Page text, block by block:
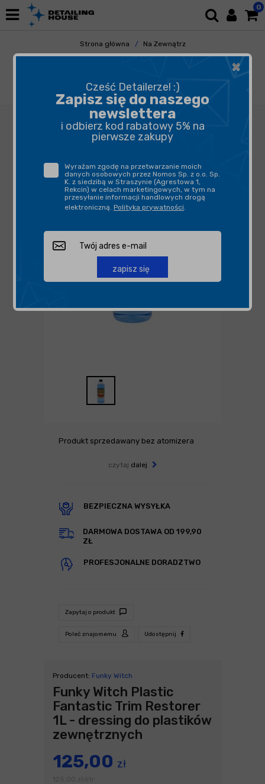
0
Strona główna
Na Zewnątrz
Elementy Gumowe i Plastikowe
Funky Witch Plastic Fantastic Trim Restorer
1L - dressing do plastików zewnętrznych
Produkt sprzedawany bez atomizera
czytaj dalej
BEZPIECZNA WYSYŁKA
DARMOWA DOSTAWA OD 199,90
ZŁ
PROFESJONALNE DORADZTWO
Zapytaj o produkt
Poleć znajomemu Udostępnij
Producent: Funky Witch
Funky Witch Plastic
Fantastic Trim Restorer
1L - dressing do plastików
zewnętrznych
125,00 zł
×
Cześć Detailerze! :)
Zapisz się do naszego
newslettera
i odbierz kod rabatowy 5% na
pierwsze zakupy
Wyrażam zgodę na przetwarzanie moich
danych osobowych przez Nomos Sp. z o.o. Sp.
K. z siedzibą w Straszynie (Agrestowa 1,
Rekcin) w celach marketingowych, w tym na
przesyłanie informacji handlowych drogą
elektroniczną. Polityka prywatności.
zapisz się